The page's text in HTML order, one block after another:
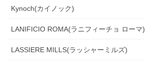
Kynoch(カイノック)
LANIFICIO ROMA(ラニフィーチョ ローマ)
LASSIERE MILLS(ラッシャーミルズ)